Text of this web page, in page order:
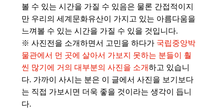
볼 수 있는 시간을 가질 수 있음은 물론 간접적이지
만 우리의 세계문화유산이 가지고 있는 아름다움을
느껴볼 수 있는 시간을 가질 수 있을 것입니다.
※ 사진전을 소개하면서 고민을 하다가 국립중앙박
물관에서 먼 곳에 살아서 가보지 못하는 분들이 훨
씬 많기에 거의 대부분의 사진을 소개하고 있습니
다. 가까이 사시는 분은 이 글에서 사진을 보기보다
는 직접 가보시면 더욱 좋을 것이라는 생각이 듭니
다.